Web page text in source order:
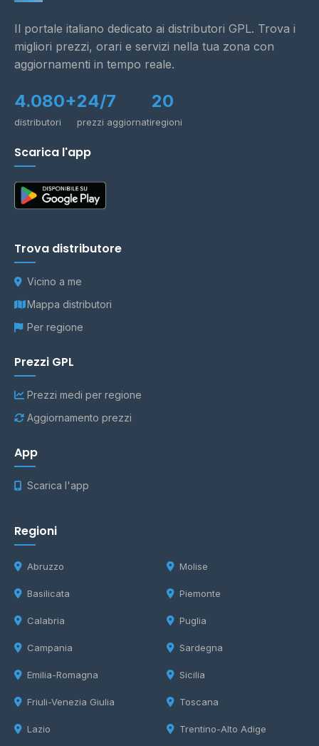
Il portale italiano dedicato ai distributori GPL. Trova i
migliori prezzi, orari e servizi nella tua zona con
aggiornamenti in tempo reale.
4.080+
distributori
24/7
prezzi aggiornati
20
regioni
Scarica l'app
Trova distributore
Vicino a me
Mappa distributori
Per regione
Prezzi GPL
Prezzi medi per regione
Aggiornamento prezzi
App
Scarica l'app
Regioni
Abruzzo
Basilicata
Calabria
Campania
Emilia-Romagna
Friuli-Venezia Giulia
Lazio
Molise
Piemonte
Puglia
Sardegna
Sicilia
Toscana
Trentino-Alto Adige